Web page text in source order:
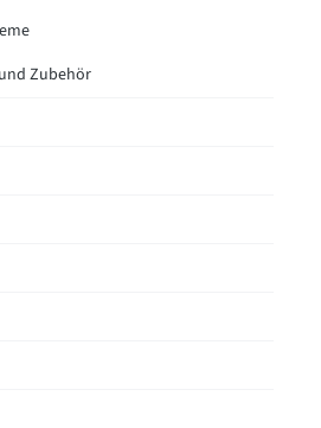
Zubehör